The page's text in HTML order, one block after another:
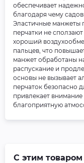
обеспечивает
благодаря чему
Эластичные манжеты
перчатки не
хороший
пальцев, что
манжет обработаны
распускание и
основы не вызывает
перчаток безопасно
привлекает
благоприятную
С этим